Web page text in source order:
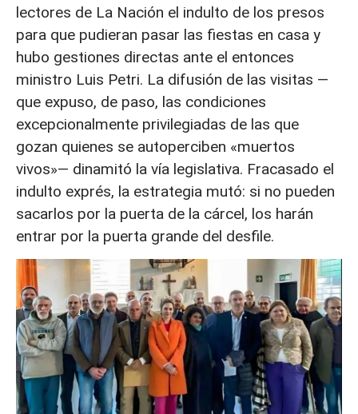
lectores de La Nación el indulto de los presos
para que pudieran pasar las fiestas en casa y
hubo gestiones directas ante el entonces
ministro Luis Petri. La difusión de las visitas —
que expuso, de paso, las condiciones
excepcionalmente privilegiadas de las que
gozan quienes se autoperciben «muertos
vivos»— dinamitó la vía legislativa. Fracasado el
indulto exprés, la estrategia mutó: si no pueden
sacarlos por la puerta de la cárcel, los harán
entrar por la puerta grande del desfile.